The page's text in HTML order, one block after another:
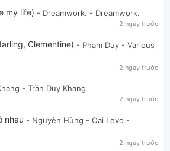
my life) - Dreamwork. - Dreamwork.
2 ngày trước
Clementine) - Phạm Duy - Various
2 ngày trước
- Trần Duy Khang
2 ngày trước
nhau - Nguyên Hùng - Oai Levo -
2 ngày trước